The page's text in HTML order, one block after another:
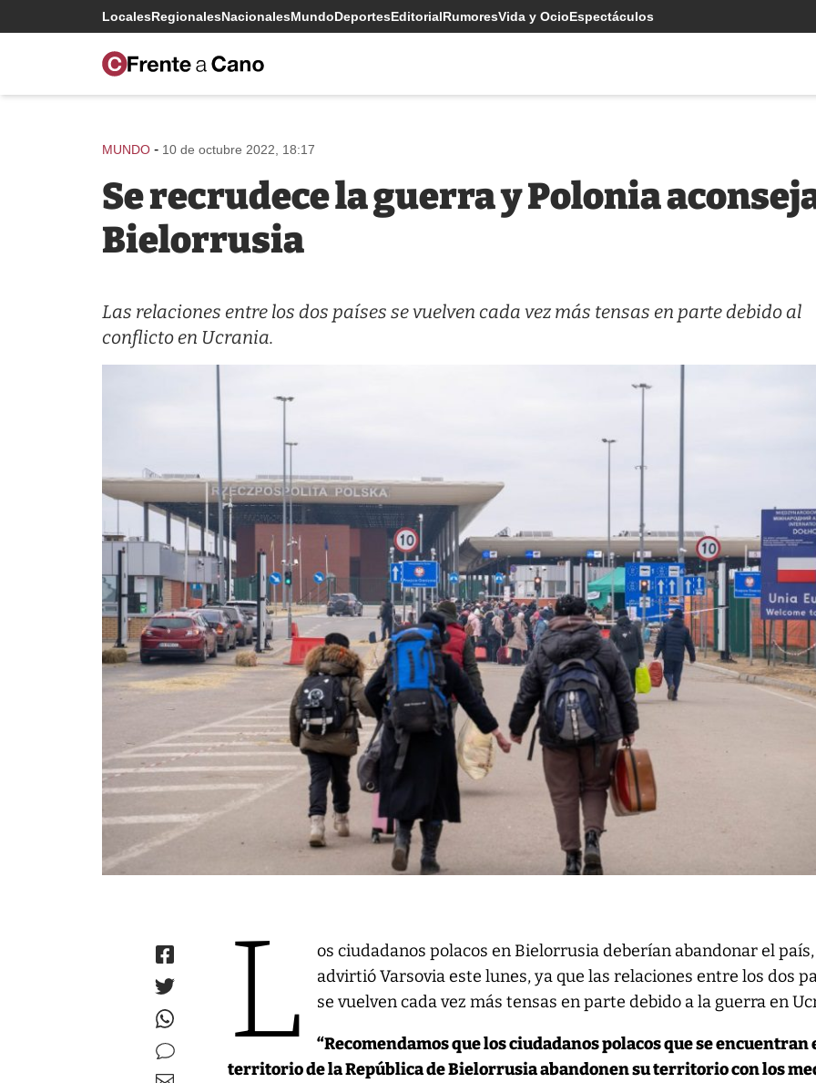
LocalesRegionalesNacionalesMundoDeportesEditorialRumoresVida y OcioEspectáculos
MUNDO - 10 de octubre 2022, 18:17
Se recrudece la guerra y Polonia
Bielorrusia
Las relaciones entre los dos países se vuelven cada vez más tensas en parte debido al
conflicto en Ucrania.
L
os ciudadanos polacos en Bielorrusia deberían abandonar el país,
advirtió Varsovia este lunes, ya que las relaciones entre los dos
se vuelven cada vez más tensas en parte debido a la guerra en
“Recomendamos que los ciudadanos polacos que se encuentran
territorio de la República de Bielorrusia abandonen su territorio con los